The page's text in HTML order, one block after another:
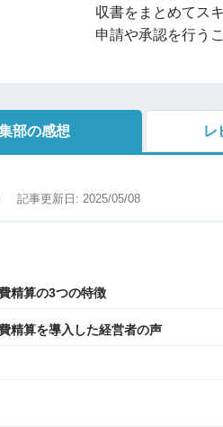
収書をまとめてス
申請や承認を行う
部の感想 レ
記事更新日: 2025/05/08
精算の3つの特徴
精算を導入した経営者の声